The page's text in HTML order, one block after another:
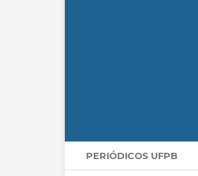
PERIÓDICOS UFPB